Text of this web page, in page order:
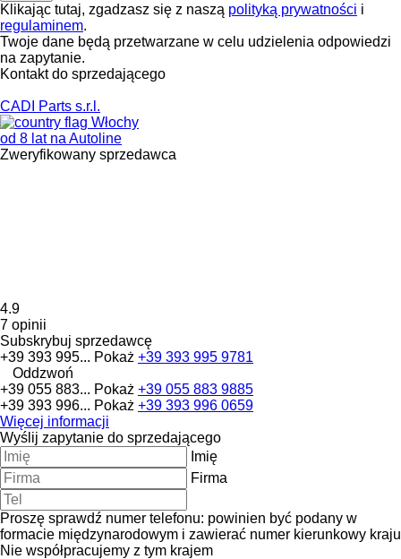
Klikając tutaj, zgadzasz się z naszą polityką prywatności i
regulaminem.
Twoje dane będą przetwarzane w celu udzielenia odpowiedzi
na zapytanie.
Kontakt do sprzedającego
CADI Parts s.r.l.
Włochy
od 8 lat na Autoline
Zweryfikowany sprzedawca
4.9
7 opinii
Subskrybuj sprzedawcę
+39 393 995... Pokaż +39 393 995 9781
Oddzwoń
+39 055 883... Pokaż +39 055 883 9885
+39 393 996... Pokaż +39 393 996 0659
Więcej informacji
Wyślij zapytanie do sprzedającego
Imię
Firma
Proszę sprawdź numer telefonu: powinien być podany w
formacie międzynarodowym i zawierać numer kierunkowy kraju
Nie współpracujemy z tym krajem